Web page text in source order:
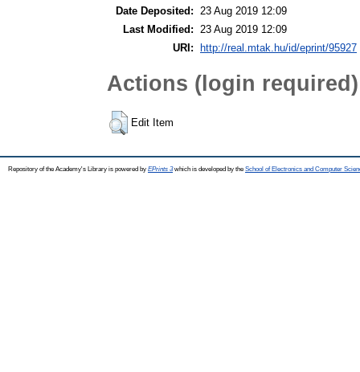
Date Deposited: 23 Aug 2019 12:09
Last Modified: 23 Aug 2019 12:09
URI:
http://real.mtak.hu/id/eprint/95927
Actions (login required)
Edit Item
Repository of the Academy's Library is powered by EPrints 3which is developed by the School of Electronics and Computer